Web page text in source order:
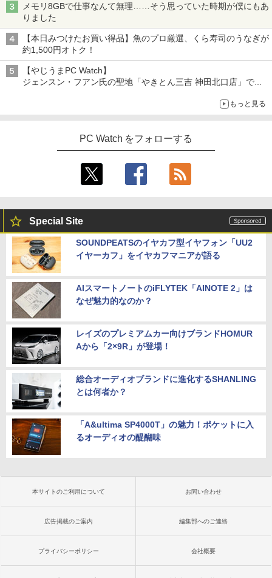
メモリ8GBで仕事なんて無理……そう思っていた時期が僕にもあ
りました
【本日みつけたお買い得品】魚のプロ厳選、くら寿司のうなぎが
約1,500円オトク！
【やじうまPC Watch】
ジェンスン・フアン氏の聖地「やきとん三吉 神田北口店」で
～コース名を変更したのはNVIDIAに怒られたからではないもっと見る
PC Watch をフォローする
Special Site
SOUNDPEATSのイヤカフ型イヤフォン「UU2
イヤーカフ」をイヤカフマニアが語る
AIスマートノートのiFLYTEK「AINOTE 2」は
なぜ魅力的なのか？
レイズのプレミアムカー向けブランドHOMUR
Aから「2×9R」が登場！
総合オーディオブランドに進化するSHANLING
とは何者か？
「A&ultima SP4000T」の魅力！ポケットに入
るオーディオの醍醐味
本サイトのご利用について お問い合わせ
広告掲載のご案内 編集部へのご連絡
プライバシーポリシー 会社概要